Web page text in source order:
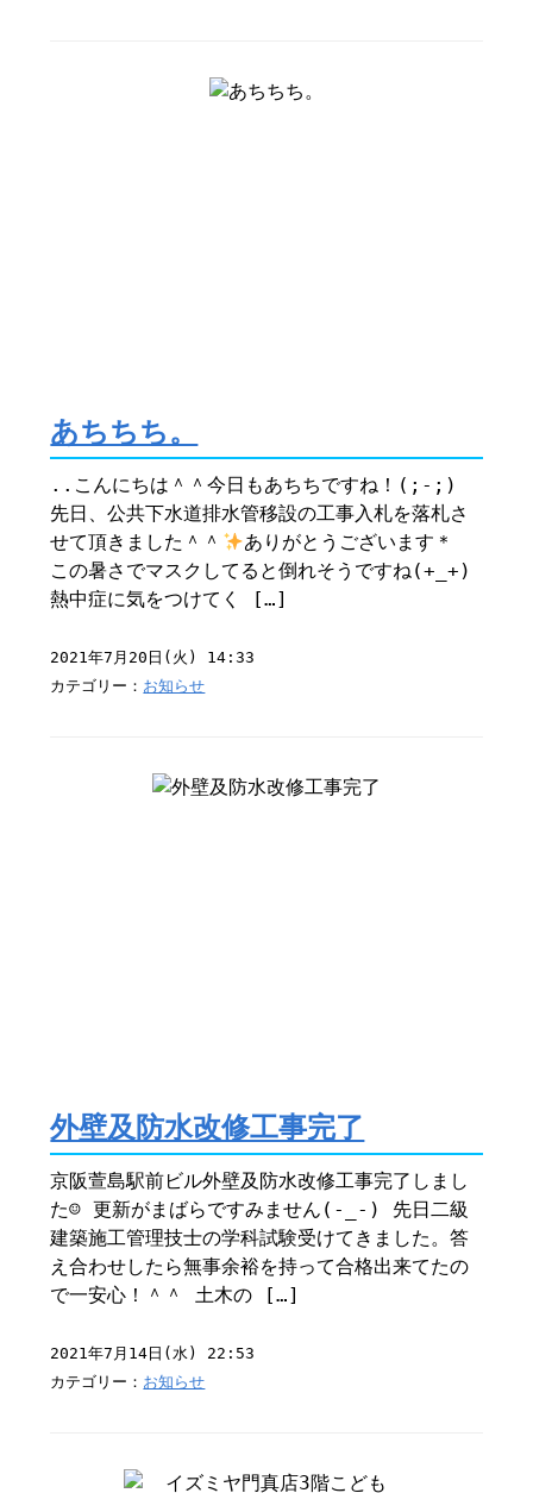
あちちち。
..こんにちは＾＾今日もあちちですね！(;-;)
先日、公共下水道排水管移設の工事入札を落札さ
せて頂きました＾＾
ありがとうございます＊
この暑さでマスクしてると倒れそうですね(+_+)
熱中症に気をつけてく […]
2021年7月20日(火) 14:33
カテゴリー： お知らせ
外壁及防水改修工事完了
京阪萱島駅前ビル外壁及防水改修工事完了しまし
た☺︎ 更新がまばらですみません(-_-) 先日二級
建築施工管理技士の学科試験受けてきました。答
え合わせしたら無事余裕を持って合格出来てたの
で一安心！＾＾ 土木の […]
2021年7月14日(水) 22:53
カテゴリー： お知らせ